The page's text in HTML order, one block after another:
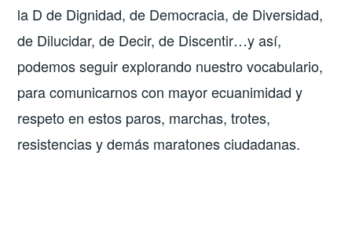
la D de Dignidad, de Democracia, de Diversidad,
de Dilucidar, de Decir, de Discentir…y así,
podemos seguir explorando nuestro vocabulario,
para comunicarnos con mayor ecuanimidad y
respeto en estos paros, marchas, trotes,
resistencias y demás maratones ciudadanas.